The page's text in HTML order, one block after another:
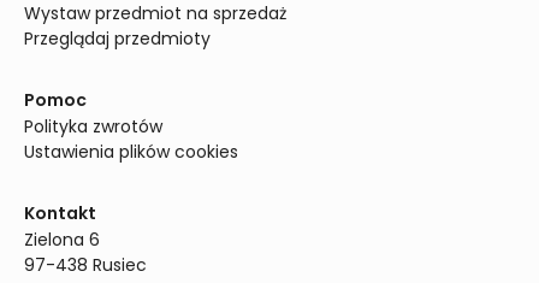
Wystaw przedmiot na sprzedaż
Przeglądaj przedmioty
Pomoc
Polityka zwrotów
Ustawienia plików cookies
Kontakt
Zielona 6
97-438 Rusiec